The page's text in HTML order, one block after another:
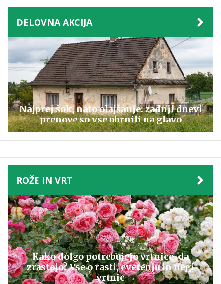
DELOVNA AKCIJA
Najprej šok, nato olajšanje: zadnji dnevi
prenove so vse obrnili na glavo
ROŽE IN VRT
Kako dolgo potrebujejo vrtnice, da
zrastejo? Vse o rasti, cvetenju in negi
vrtnic